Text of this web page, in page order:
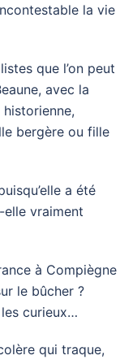
la vie
que l’on peut
avec la
historienne,
bergère ou fille
a été
vraiment
à Compiègne
le bûcher ?
curieux…
qui traque,